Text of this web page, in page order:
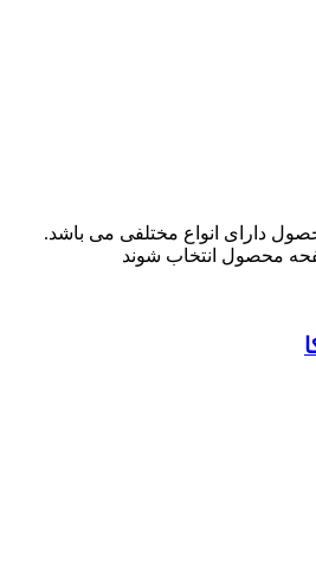
دارای انواع مختلفی می باشد.
محصول انتخاب شوند